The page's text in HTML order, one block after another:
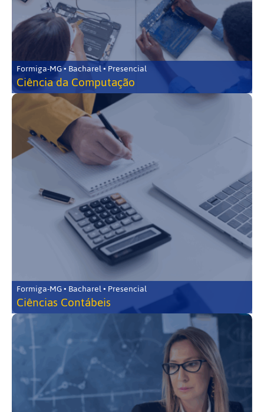
Formiga-MG • Bacharel • Presencial
Ciência da Computação
Formiga-MG • Bacharel • Presencial
Ciências Contábeis